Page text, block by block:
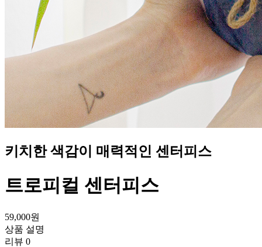
키치한 색감이 매력적인 센터피스
트로피컬 센터피스
59,000원
상품 설명
리뷰 0